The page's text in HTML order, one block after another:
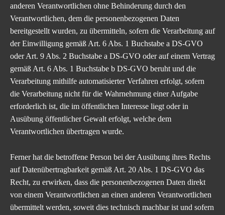
anderen Verantwortlichen ohne Behinderung durch den
Verantwortlichen, dem die personenbezogenen Daten
bereitgestellt wurden, zu übermitteln, sofern die Verarbeitung auf
der Einwilligung gemäß Art. 6 Abs. 1 Buchstabe a DS-GVO
oder Art. 9 Abs. 2 Buchstabe a DS-GVO oder auf einem Vertrag
gemäß Art. 6 Abs. 1 Buchstabe b DS-GVO beruht und die
Verarbeitung mithilfe automatisierter Verfahren erfolgt, sofern
die Verarbeitung nicht für die Wahrnehmung einer Aufgabe
erforderlich ist, die im öffentlichen Interesse liegt oder in
Ausübung öffentlicher Gewalt erfolgt, welche dem
Verantwortlichen übertragen wurde.
Ferner hat die betroffene Person bei der Ausübung ihres Rechts
auf Datenübertragbarkeit gemäß Art. 20 Abs. 1 DS-GVO das
Recht, zu erwirken, dass die personenbezogenen Daten direkt
von einem Verantwortlichen an einen anderen Verantwortlichen
übermittelt werden, soweit dies technisch machbar ist und sofern